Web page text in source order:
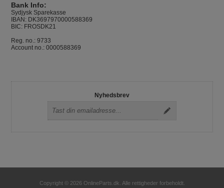
Bank Info:
Sydjysk Sparekasse
IBAN: DK3697970000588369
BIC: FROSDK21
Reg. no.: 9733
Account no.: 0000588369
Nyhedsbrev
Copyright © 2026 OnlineParts.dk. Alle rettigheder forbeholdt.